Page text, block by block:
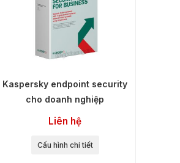
Kaspersky endpoint security
cho doanh nghiệp
Liên hệ
Cấu hình chi tiết